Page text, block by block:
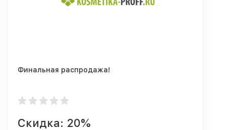
Финальная распродажа!
Скидка: 20%